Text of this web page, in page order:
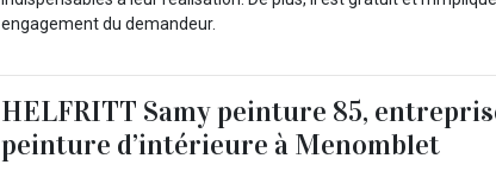
engagement du demandeur.
HELFRITT Samy peinture 85,
peinture d’intérieure à Menomblet